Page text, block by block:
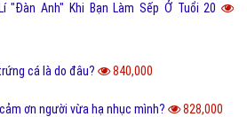
"Đàn Anh" Khi Bạn Làm Sếp Ở Tuổi 20
cá là do đâu? 840,000
ơn người vừa hạ nhục mình? 828,000